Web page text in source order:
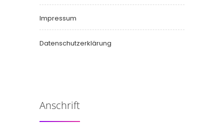
Impressum
Datenschutzerklärung
Anschrift